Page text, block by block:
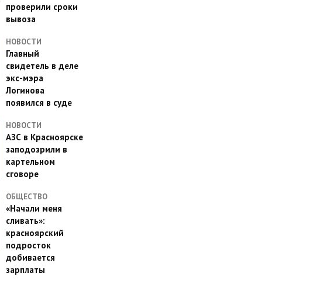
проверили сроки
вывоза
НОВОСТИ
Главный
свидетель в деле
экс-мэра
Логинова
появился в суде
НОВОСТИ
АЗС в Красноярске
заподозрили в
картельном
сговоре
ОБЩЕСТВО
«Начали меня
сливать»:
красноярский
подросток
добивается
зарплаты